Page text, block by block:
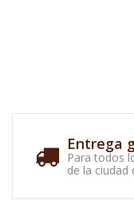
Entrega
Para todos
de la ciudad